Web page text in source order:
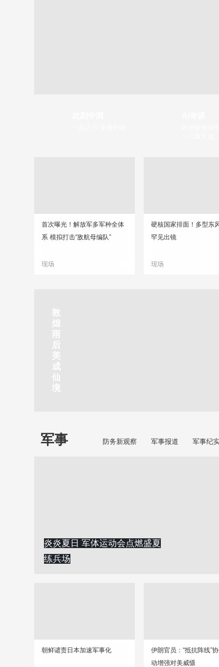
首次曝光！解放军多军种全体
系 模拟打击“敌航母编队”
现场
硬核国家排面！多型东
罕见出镜
现场
静赏京娘湖
京娘湖位于邯郸武安市口上村北，常年平均气温19摄氏度，夏
吉
林
市
北
山
公
园
云
探
古
北
水
镇
南
京
玄
武
湖
景
区
焦
作
红
石
峡
秦
皇
岛
金
梦
海
湾
剑
川
下
梅
岭
瀑
布
烟
雨
齐
云
山
敦
煌
雨
后
美
成
仙
境
军事 防务新观察 军事报道 军事纪
炎炎夏日 军体运动会点燃盛夏
练兵场
朝鲜谴责日本加速军事化
伊朗官员：“抵抗阵线”
动增强对美威慑